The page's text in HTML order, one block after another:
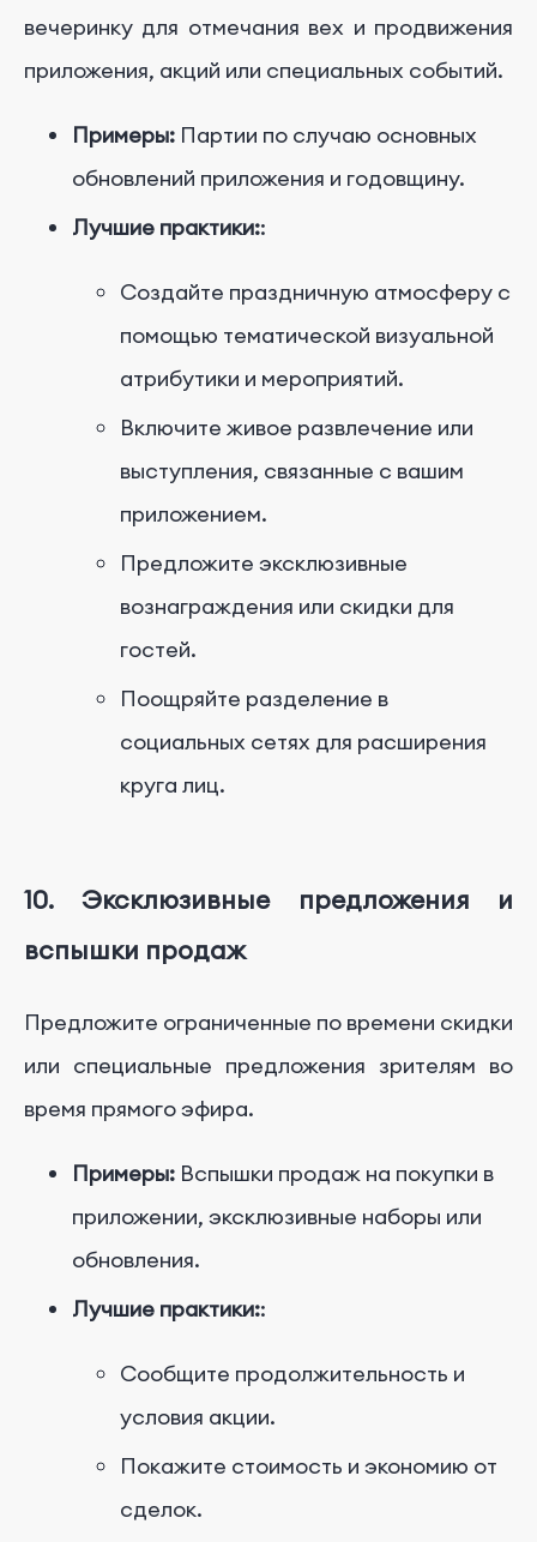
вечеринку для отмечания вех и продвижения
приложения, акций или специальных событий.
Примеры: Партии по случаю основных
обновлений приложения и годовщину.
Лучшие практики::
Создайте праздничную атмосферу с
помощью тематической визуальной
атрибутики и мероприятий.
Включите живое развлечение или
выступления, связанные с вашим
приложением.
Предложите эксклюзивные
вознаграждения или скидки для
гостей.
Поощряйте разделение в
социальных сетях для расширения
круга лиц.
10. Эксклюзивные предложения и
вспышки продаж
Предложите ограниченные по времени скидки
или специальные предложения зрителям во
время прямого эфира.
Примеры: Вспышки продаж на покупки в
приложении, эксклюзивные наборы или
обновления.
Лучшие практики::
Сообщите продолжительность и
условия акции.
Покажите стоимость и экономию от
сделок.